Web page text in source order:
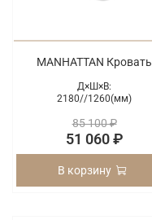
MANHATTAN Кровать
Д×Ш×В:
2180//1260(мм)
85 100 ₽
51 060 ₽
В корзину